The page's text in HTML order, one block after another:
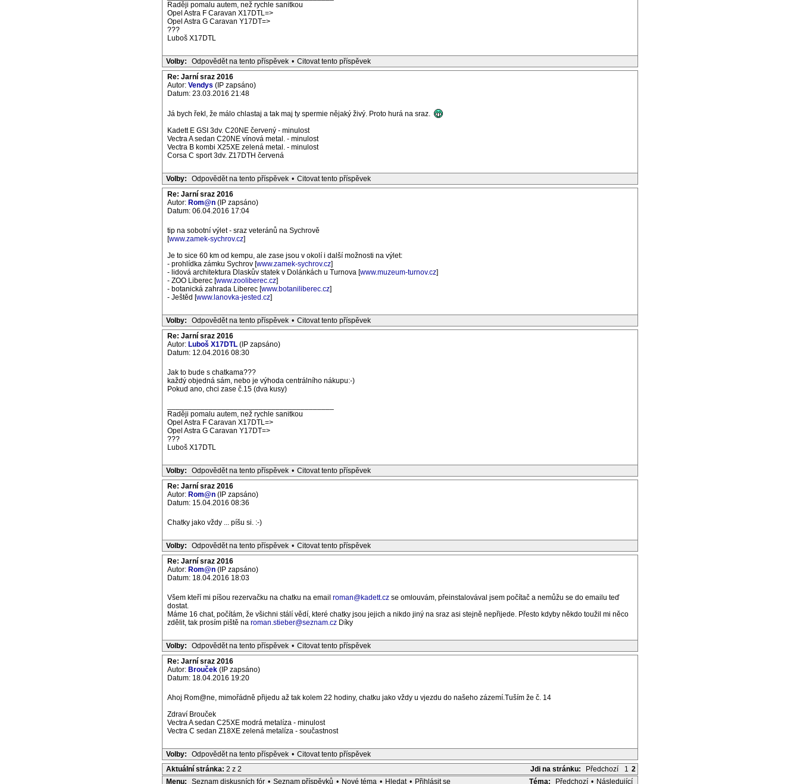
Raději pomalu autem, než rychle sanitkou
Opel Astra F Caravan X17DTL=>
Opel Astra G Caravan Y17DT=>
???
Luboš X17DTL
Volby: Odpovědět na tento příspěvek • Citovat tento příspěvek
Re: Jarní sraz 2016
Autor: Vendys (IP zapsáno)
Datum: 23.03.2016 21:48
Já bych řekl, že málo chlastaj a tak maj ty spermie nějaký živý. Proto hurá na sraz.
Kadett E GSI 3dv. C20NE červený - minulost
Vectra A sedan C20NE vínová metal. - minulost
Vectra B kombi X25XE zelená metal. - minulost
Corsa C sport 3dv. Z17DTH červená
Volby: Odpovědět na tento příspěvek • Citovat tento příspěvek
Re: Jarní sraz 2016
Autor: Rom@n (IP zapsáno)
Datum: 06.04.2016 17:04
tip na sobotní výlet - sraz veteránů na Sychrově
[www.zamek-sychrov.cz]
Je to sice 60 km od kempu, ale zase jsou v okolí i další možnosti na výlet:
- prohlídka zámku Sychrov [www.zamek-sychrov.cz]
- lidová architektura Dlaskův statek v Dolánkách u Turnova [www.muzeum-turnov.cz]
- ZOO Liberec [www.zooliberec.cz]
- botanická zahrada Liberec [www.botaniliberec.cz]
- Ještěd [www.lanovka-jested.cz]
Volby: Odpovědět na tento příspěvek • Citovat tento příspěvek
Re: Jarní sraz 2016
Autor: Luboš X17DTL (IP zapsáno)
Datum: 12.04.2016 08:30
Jak to bude s chatkama???
každý objedná sám, nebo je výhoda centrálního nákupu:-)
Pokud ano, chci zase č.15 (dva kusy)
Raději pomalu autem, než rychle sanitkou
Opel Astra F Caravan X17DTL=>
Opel Astra G Caravan Y17DT=>
???
Luboš X17DTL
Volby: Odpovědět na tento příspěvek • Citovat tento příspěvek
Re: Jarní sraz 2016
Autor: Rom@n (IP zapsáno)
Datum: 15.04.2016 08:36
Chatky jako vždy ... píšu si. :-)
Volby: Odpovědět na tento příspěvek • Citovat tento příspěvek
Re: Jarní sraz 2016
Autor: Rom@n (IP zapsáno)
Datum: 18.04.2016 18:03
Všem kteří mi píšou rezervačku na chatku na email roman@kadett.cz se omlouvám, přeinstalovával jsem počítač a nemůžu se do emailu teď
dostat.
Máme 16 chat, počítám, že všichni stálí vědí, které chatky jsou jejich a nikdo jiný na sraz asi stejně nepřijede. Přesto kdyby někdo toužil mi něco
zdělit, tak prosím piště na roman.stieber@seznam.cz Díky
Volby: Odpovědět na tento příspěvek • Citovat tento příspěvek
Re: Jarní sraz 2016
Autor: Brouček (IP zapsáno)
Datum: 18.04.2016 19:20
Ahoj Rom@ne, mimořádně přijedu až tak kolem 22 hodiny, chatku jako vždy u vjezdu do našeho zázemí.Tuším že č. 14
Zdraví Brouček
Vectra A sedan C25XE modrá metalíza - minulost
Vectra C sedan Z18XE zelená metalíza - součastnost
Volby: Odpovědět na tento příspěvek • Citovat tento příspěvek
Jdi na stránku:
Předchozí 1 2
Aktuální stránka: 2 z 2
Téma:
Předchozí • Následující
Menu: Seznam diskusních fór • Seznam příspěvků • Nové téma • Hledat • Přihlásit se